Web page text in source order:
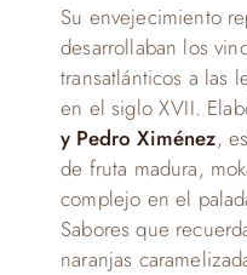
Su envejecimiento
desarrollaban los
transatlánticos a las
en el siglo XVII.
y Pedro Ximénez,
de fruta madura,
complejo en el
Sabores que
naranjas